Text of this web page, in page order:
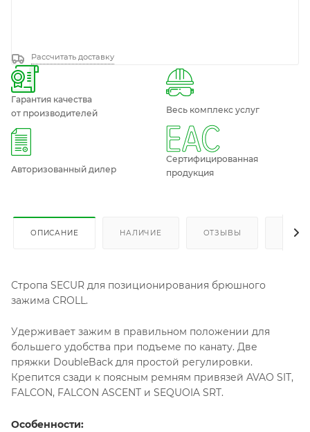
Рассчитать доставку
Гарантия качества
от производителей
Весь комплекс услуг
Авторизованный дилер
Сертифицированная
продукция
ОПИСАНИЕ НАЛИЧИЕ ОТЗЫВЫ КАК
Стропа SECUR для позиционирования брюшного
зажима CROLL.
Удерживает зажим в правильном положении для
большего удобства при подъеме по канату. Две
пряжки DoubleBack для простой регулировки.
Крепится сзади к поясным ремням привязей AVAO SIT,
FALCON, FALCON ASCENT и SEQUOIA SRT.
Особенности: